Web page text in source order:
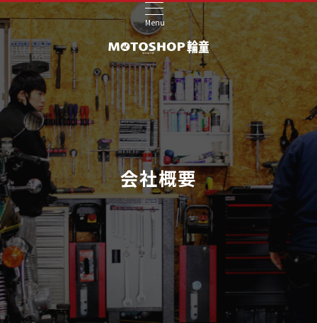
Menu
会社概要